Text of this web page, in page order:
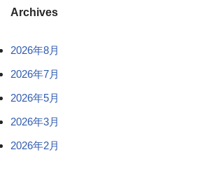
Archives
2026年8月
2026年7月
2026年5月
2026年3月
2026年2月